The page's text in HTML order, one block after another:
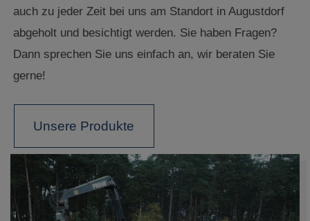
auch zu jeder Zeit bei uns am Standort in Augustdorf
abgeholt und besichtigt werden. Sie haben Fragen?
Dann sprechen Sie uns einfach an, wir beraten Sie
gerne!
Unsere Produkte